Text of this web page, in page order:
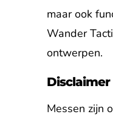
maar ook
Wander
ontwerpen.
Disclaimer
Messen zijn